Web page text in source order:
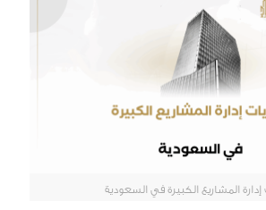
إدارة المشاريع الكبيرة في السعودية